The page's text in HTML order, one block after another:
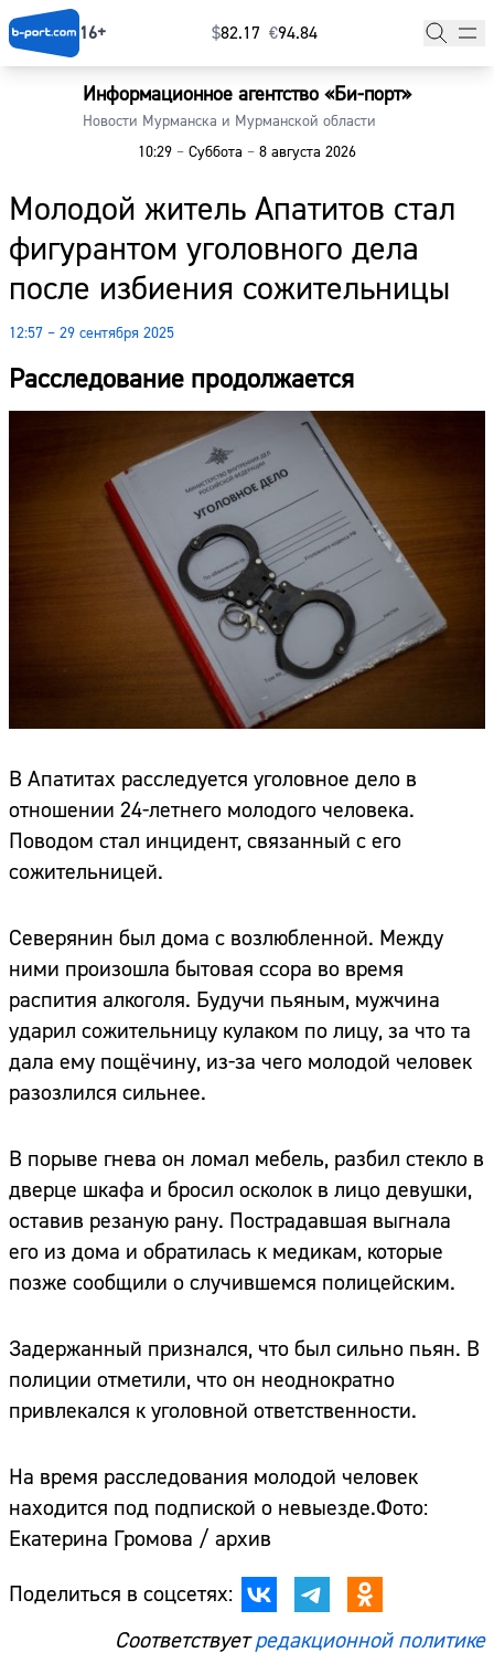
16+ $⁠82.17 €⁠94.84
Информационное агентство «Би-порт»
Новости Мурманска и Мурманской области
10:29 – Суббота – 8 августа 2026
Молодой житель Апатитов стал
фигурантом уголовного дела
после избиения сожительницы
12:57 – 29 сентября 2025
Расследование продолжается
В Апатитах расследуется уголовное дело в
отношении 24-летнего молодого человека.
Поводом стал инцидент, связанный с его
сожительницей.
Северянин был дома с возлюбленной. Между
ними произошла бытовая ссора во время
распития алкоголя. Будучи пьяным, мужчина
ударил сожительницу кулаком по лицу, за что та
дала ему пощёчину, из-за чего молодой человек
разозлился сильнее.
В порыве гнева он ломал мебель, разбил стекло в
дверце шкафа и бросил осколок в лицо девушки,
оставив резаную рану. Пострадавшая выгнала
его из дома и обратилась к медикам, которые
позже сообщили о случившемся полицейским.
Задержанный признался, что был сильно пьян. В
полиции отметили, что он неоднократно
привлекался к уголовной ответственности.
На время расследования молодой человек
находится под подпиской о невыезде.Фото:
Екатерина Громова / архив
Поделиться в соцсетях:
Соответствуетредакционной политике
Главная
Наши гости
Фоторепортажи
Погода
Курсы валют